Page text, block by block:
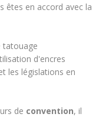
êtes en accord avec la
tatouage
d'encres
les législations en
de convention, il